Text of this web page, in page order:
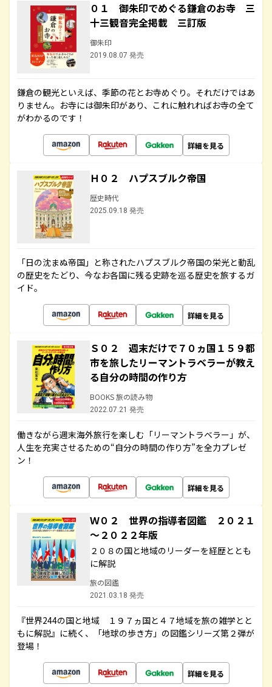
０１ 御朱印でめぐる鎌倉のお寺 三
十三観音完全掲載 三訂版
御朱印
2019.08.07 発売
鎌倉の観光といえば、季節の花とお寺めぐり。それだけではあ
りません。お寺には御朱印があり、これに触れればお寺の全て
がわかるのです！
詳細を見る
Ｈ０２ ハプスブルク帝国
歴史時代
2025.09.18 発売
「日の沈まぬ帝国」と称されたハプスブルク帝国の栄光と動乱
の歴史をたどり、今なお各国に残る史跡を巡る歴史を旅するガ
イド。
詳細を見る
Ｓ０２ 週末だけで７０ヵ国１５９都
市を旅したリーマントラベラーが教え
る自分の時間の作り方
BOOKS 旅の読み物
2022.07.21 発売
働きながら週末海外旅行を楽しむ「リーマントラベラー」が、
人生を充実させるための“自分の時間の作り方”を全力プレゼ
ン！
詳細を見る
Ｗ０２ 世界の指導者図鑑 ２０２１
～２０２２年版
２０８の国と地域のリーダーを経歴ととも
に解説
旅の図鑑
2021.03.18 発売
『世界244の国と地域 １９７ヵ国と４７地域を旅の雑学とと
もに解説』に続く、「地球の歩き方」の図鑑シリーズ第２弾が
登場！
詳細を見る